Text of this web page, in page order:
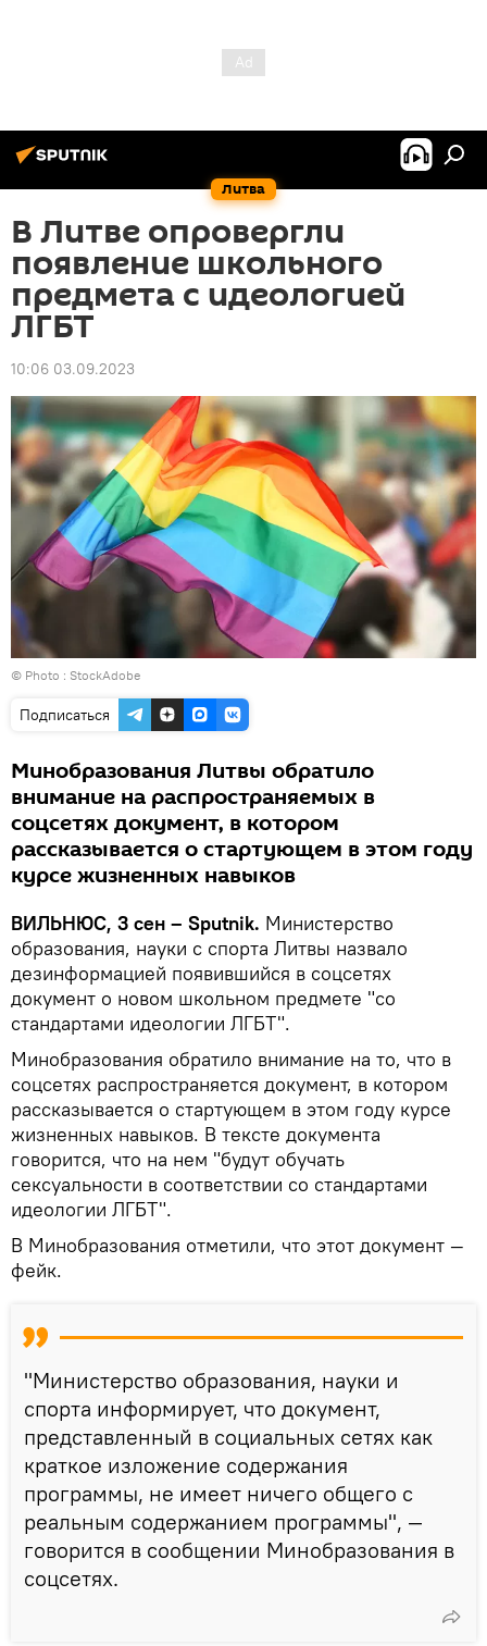
Литва
В Литве опровергли
появление школьного
предмета с идеологией
ЛГБТ
10:06 03.09.2023
© Photo : StockAdobe
Подписаться
Минобразования Литвы обратило
внимание на распространяемых в
соцсетях документ, в котором
рассказывается о стартующем в этом году
курсе жизненных навыков
ВИЛЬНЮС, 3 сен – Sputnik. Министерство
образования, науки с спорта Литвы назвало
дезинформацией появившийся в соцсетях
документ о новом школьном предмете "со
стандартами идеологии ЛГБТ".
Минобразования обратило внимание на то, что в
соцсетях распространяется документ, в котором
рассказывается о стартующем в этом году курсе
жизненных навыков. В тексте документа
говорится, что на нем "будут обучать
сексуальности в соответствии со стандартами
идеологии ЛГБТ".
В Минобразования отметили, что этот документ —
фейк.
"Министерство образования, науки и
спорта информирует, что документ,
представленный в социальных сетях как
краткое изложение содержания
программы, не имеет ничего общего с
реальным содержанием программы", —
говорится в сообщении Минобразования в
соцсетях.